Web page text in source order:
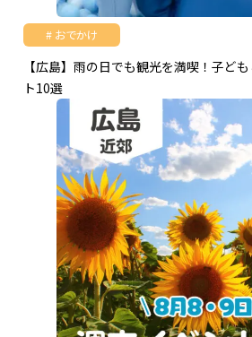
おでかけ
【広島】雨の日でも観光を満喫！子ど
ト10選